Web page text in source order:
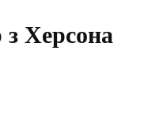
з Херсона